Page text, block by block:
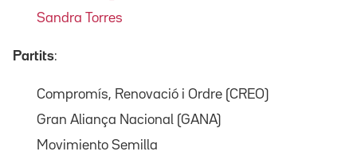
Sandra Torres
Partits:
Compromís, Renovació i Ordre (CREO)
Gran Aliança Nacional (GANA)
Movimiento Semilla